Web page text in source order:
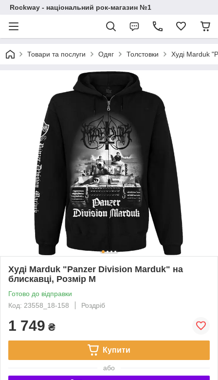
Rockway - національний рок-магазин №1
Товари та послуги Одяг Толстовки Худі Marduk
Худі Marduk "Panzer Division Marduk" на
блискавці, Розмір M
Готово до відправки
Код: 23558_18-158
Роздріб
1 749 ₴
Купити
або